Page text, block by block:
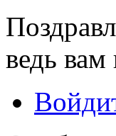
ведь вам